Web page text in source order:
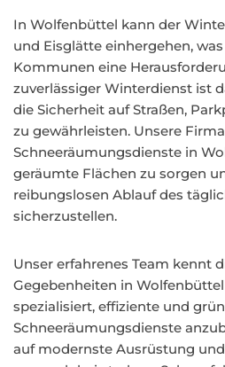
In Wolfenbüttel kann der
und Eisglätte einhergehen,
Kommunen eine
zuverlässiger Winterdienst ist
die Sicherheit auf Straßen,
zu gewährleisten. Unsere
Schneeräumungsdienste in
geräumte Flächen zu sorgen
reibungslosen Ablauf des
sicherzustellen.
Unser erfahrenes Team kennt
Gegebenheiten in
spezialisiert, effiziente und
Schneeräumungsdienste
auf modernste Ausrüstung